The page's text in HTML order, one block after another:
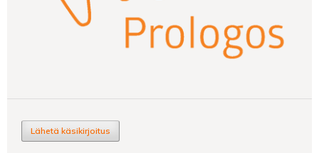
Lähetä käsikirjoitus